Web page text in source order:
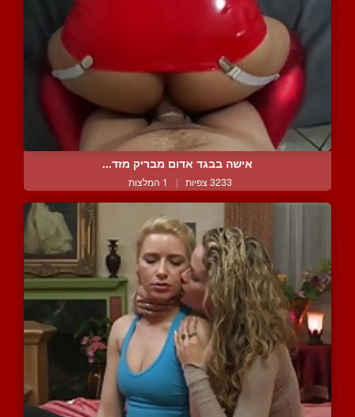
אישה בבגד אדום מבריק מזד...
3233 צפיות | 1 המלצות